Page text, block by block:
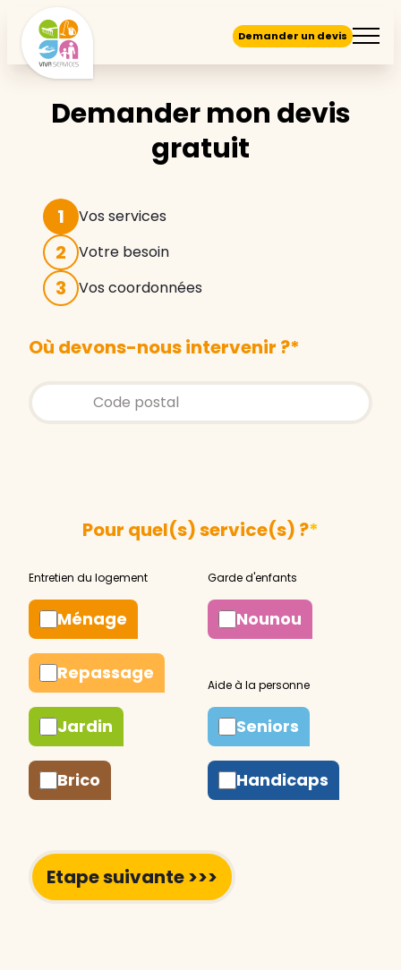
Demander un devis
Demander mon devis
gratuit
1 Vos services
2 Votre besoin
3 Vos coordonnées
Où devons-nous intervenir ?*
Store locator global - Autocompletion
Rechercher
Pour quel(s) service(s) ?*
Ménage
Repassage
Jardin
Brico
Nounou
Seniors
Handicaps